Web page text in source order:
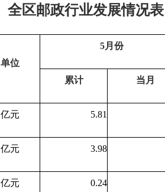
全区邮政行业发展情况表
单位
5月份
累计 当月
亿元 5.81
亿元 3.98
亿元 0.24